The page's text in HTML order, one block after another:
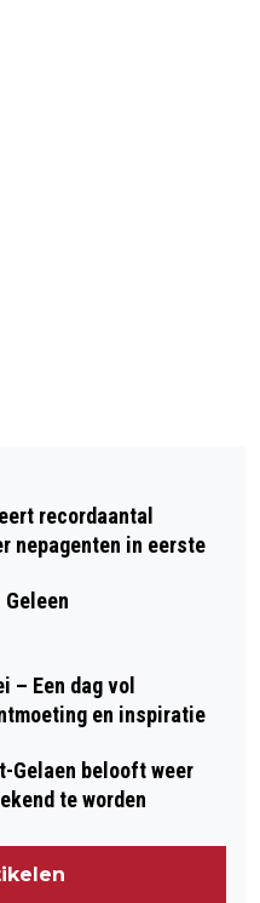
IHATTAREN
VAN
recordaantal
nepagenten in eerste
– Een dag vol
en inspiratie
Gelaen belooft weer
te worden